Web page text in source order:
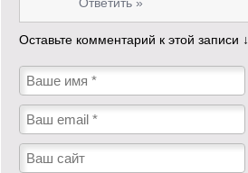
Ответить »
Оставьте комментарий к этой записи ↓